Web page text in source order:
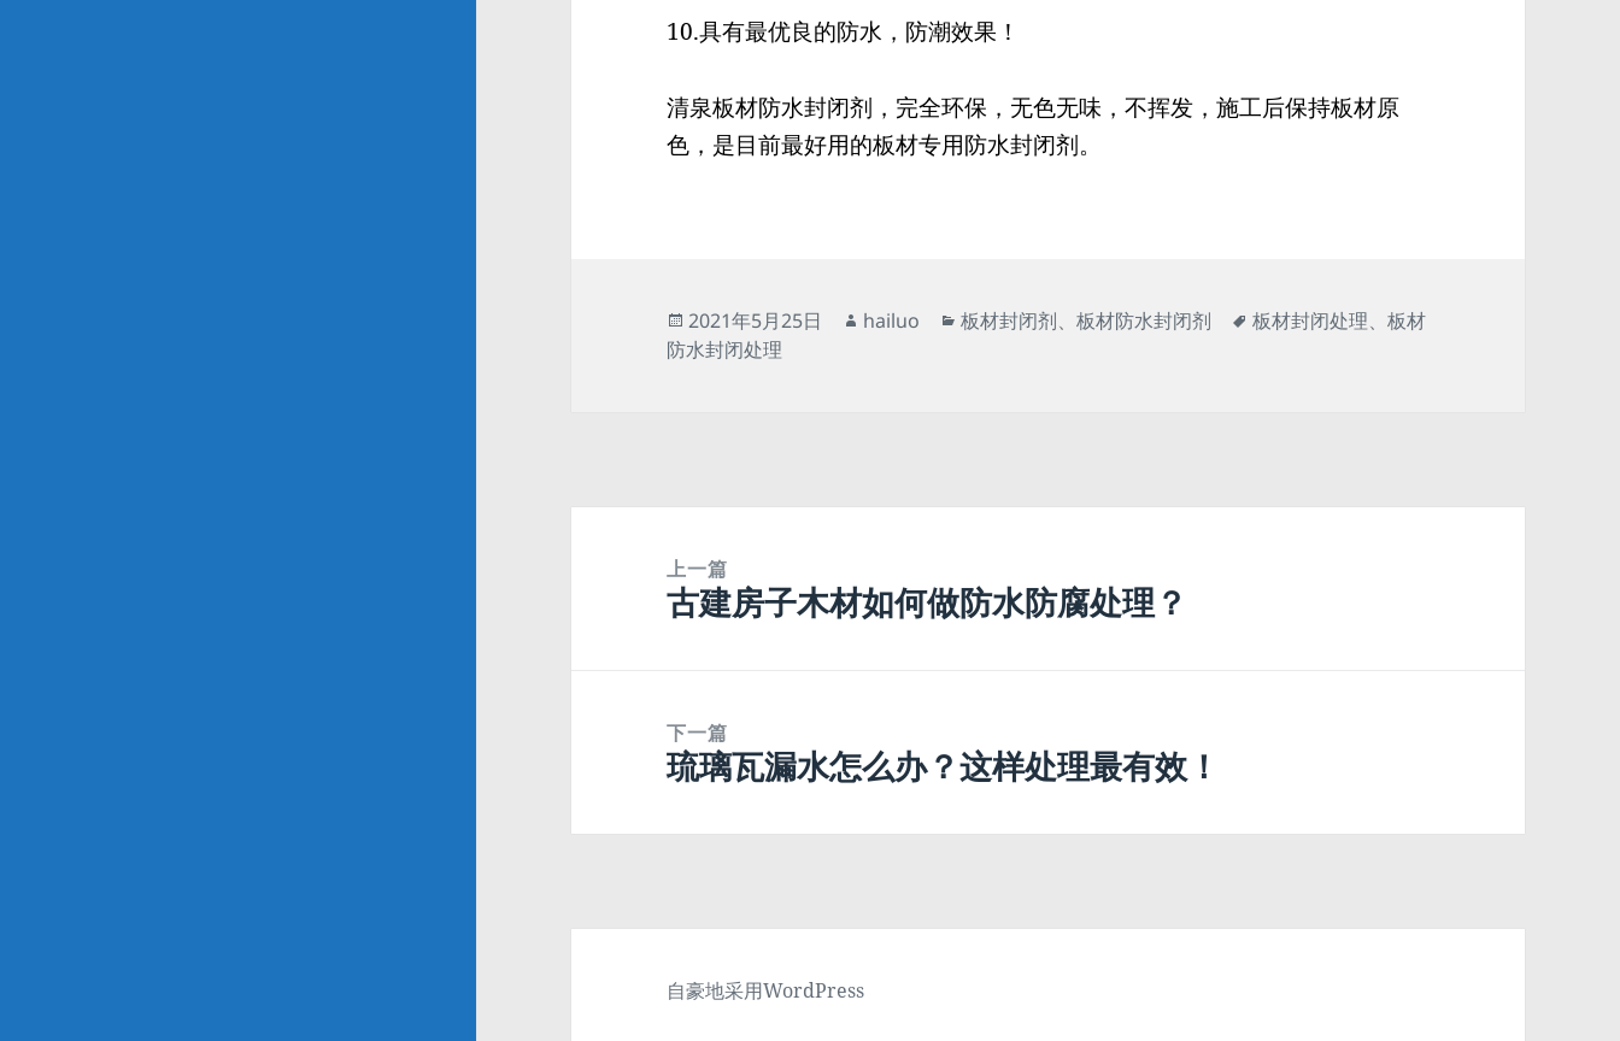
10.具有最优良的防水，防潮效果！
清泉板材防水封闭剂，完全环保，无色无味，不挥发，施工后保持板材原
色，是目前最好用的板材专用防水封闭剂。
发
布
2021年5月25日
作
hailuo
分
板材封闭剂、板材防水封闭剂
标
板材封闭处理、板材
防水封闭处理
上一篇
上
古建房子木材如何做防水防腐处理？
下一篇
下
文
琉璃瓦漏水怎么办？这样处理最有效！
自豪地采用WordPress